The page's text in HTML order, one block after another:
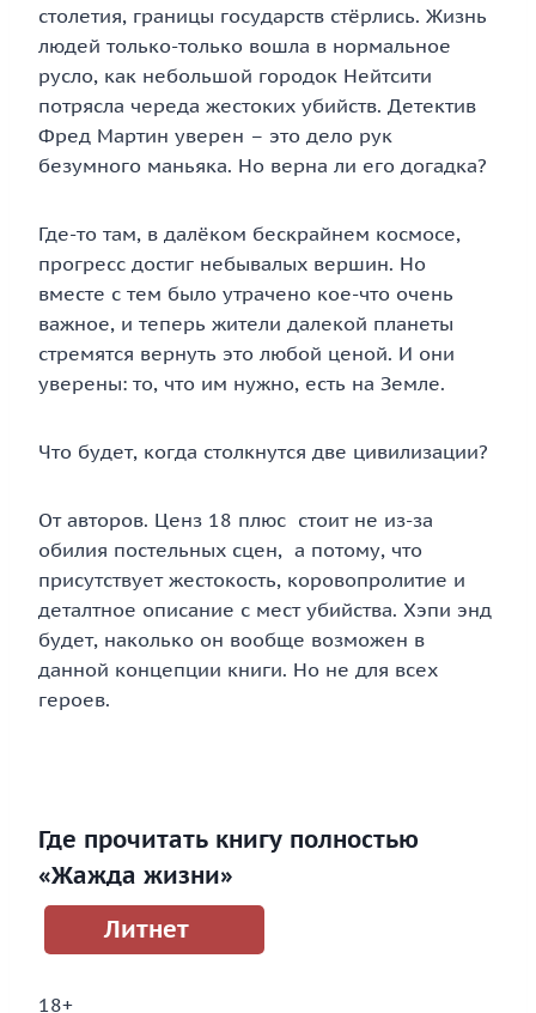
столетия, границы государств стëрлись. Жизнь
людей только-только вошла в нормальное
русло, как небольшой городок Нейтсити
потрясла череда жестоких убийств. Детектив
Фред Мартин уверен – это дело рук
безумного маньяка. Но верна ли его догадка?
Где-то там, в далëком бескрайнем космосе,
прогресс достиг небывалых вершин. Но
вместе с тем было утрачено кое-что очень
важное, и теперь жители далекой планеты
стремятся вернуть это любой ценой. И они
уверены: то, что им нужно, есть на Земле.
Что будет, когда столкнутся две цивилизации?
От авторов. Ценз 18 плюс стоит не из-за
обилия постельных сцен, а потому, что
присутствует жестокость, коровопролитие и
деталтное описание с мест убийства. Хэпи энд
будет, наколько он вообще возможен в
данной концепции книги. Но не для всех
героев.
Где прочитать книгу полностью
«Жажда жизни»
Литнет
18+